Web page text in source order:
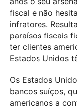
fiscal e não
infratores.
paraísos fiscais
ter clientes
Estados Unidos
Os Estados
bancos suíços,
americanos a